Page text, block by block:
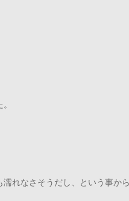
れなさそうだし、という事か